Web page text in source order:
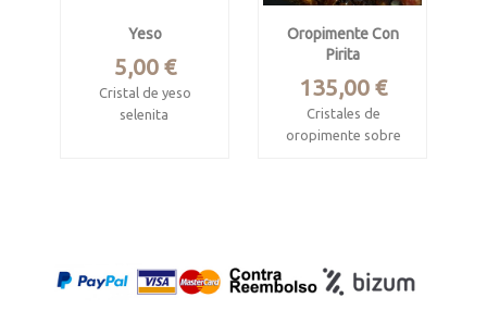
Yeso
Precio
5,00 €
Cristal de yeso
selenita
Oropimente Con
Pirita
Precio
135,00 €
Cristales de
oropimente sobre
Mide 6 x 3.5 x 3 cm